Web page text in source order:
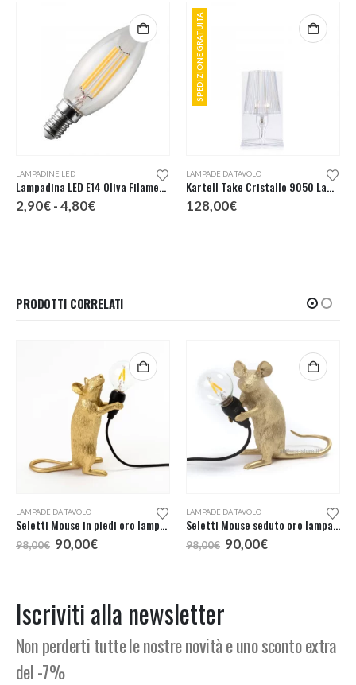
LAMPADINE LED
Lampadina LED E14 Oliva Filamento
2,90€ - 4,80€Fascia
SPEDIZIONE GRATUITA
LAMPADE DA TAVOLO
Kartell Take Cristallo 9050 Lampada Tavolo
128,00€
PRODOTTI CORRELATI
LAMPADE DA TAVOLO
Seletti Mouse in piedi oro lampada tavolo
98,00€ Il
prezzo
90,00€Il
LAMPADE DA TAVOLO
Seletti Mouse seduto oro lampada tavolo
98,00€ Il
prezzo
90,00€Il
Iscriviti alla newsletter
Non perderti tutte le nostre novità e uno sconto extra
del -7%